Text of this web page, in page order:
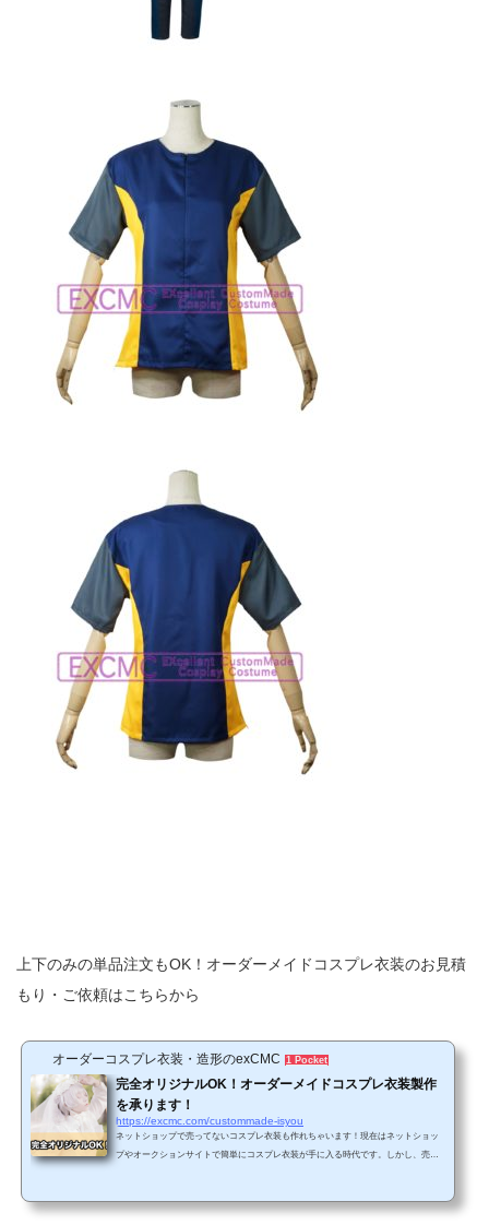
上下のみの単品注文もOK！オーダーメイドコスプレ衣装のお見積
もり・ご依頼はこちらから
オーダーコスプレ衣装・造形のexCMC 1 Pocket
完全オリジナルOK！オーダーメイドコスプレ衣装製作
を承ります！
https://excmc.com/custommade-isyou
ネットショップで売ってないコスプレ衣装も作れちゃいます！現在はネットショッ
プやオークションサイトで簡単にコスプレ衣装が手に入る時代です。しかし、売ら
いうケースが少なくありません。また、スマホアプリのゲーム(ソシャゲ)のキャラだ